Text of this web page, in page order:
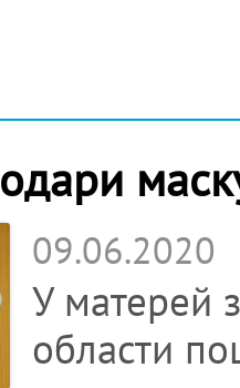
09.06.2020
У матерей
области